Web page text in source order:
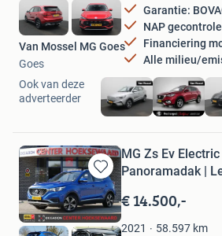
Garantie:
NAP
Financiering
Alle milieu/
Van Mossel MG Goes
Goes
Ook van deze
adverteerder
Bewaren
in
Mijn
Favorieten
MG Zs Ev
Panoramadak |
€ 14.500,-
2021 58.597 km